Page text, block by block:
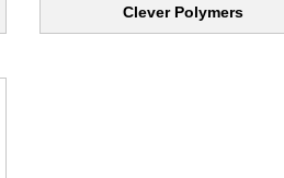
Clever Polymers